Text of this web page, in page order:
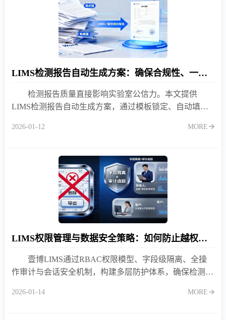
LIMS检测报告自动生成方案：确保合规性、一致性与高效性
检测报告质量直接影响实验室公信力。本文提供
LIMS检测报告自动生成方案，通过模板锁定、自动填
2026-01-12 MORE
LIMS权限管理与数据安全策略：如何防止越权操作与数据泄露？
壹博LIMS通过RBAC权限模型、字段级隔离、全操
作审计与会话安全机制，构建多层防护体系，确保检测数
2026-01-14 MORE